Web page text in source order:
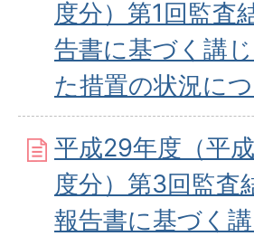
度分）第1回監査
告書に基づく講
た措置の状況に
平成29年度（平
度分）第3回監査
報告書に基づく